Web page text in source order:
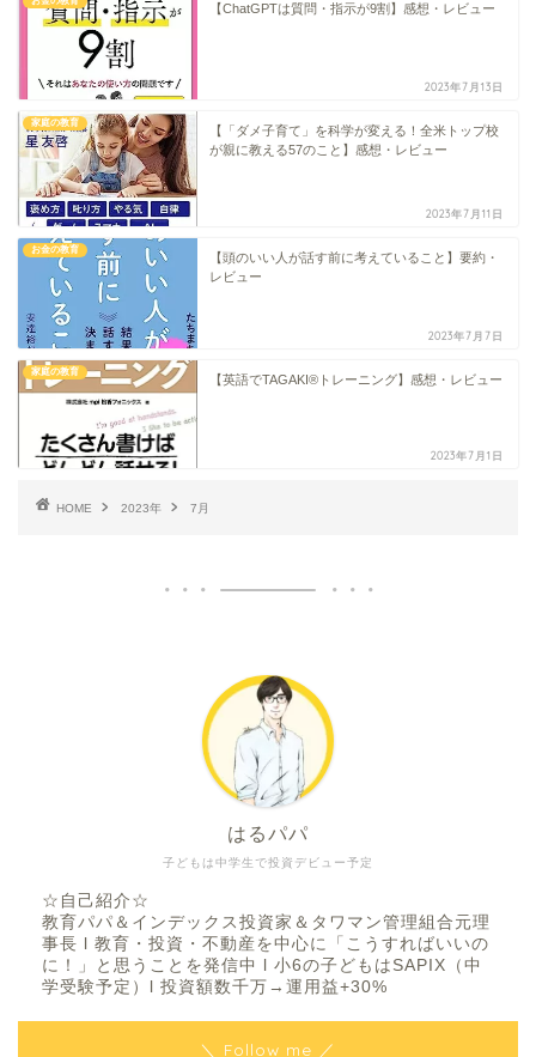
【ChatGPTは質問・指示が9割】感想・レビュー
2023年7月13日
家庭の教育
【「ダメ子育て」を科学が変える！全米トップ校
が親に教える57のこと】感想・レビュー
2023年7月11日
お金の教育
【頭のいい人が話す前に考えていること】要約・
レビュー
2023年7月7日
家庭の教育
【英語でTAGAKI®トレーニング】感想・レビュー
2023年7月1日
HOME 2023年 7月
子どもは中学生で投資デビュー予定
はるパパ
☆自己紹介☆
教育パパ＆インデックス投資家＆タワマン管理組合元理
事長 l 教育・投資・不動産を中心に「こうすればいいの
に！」と思うことを発信中 l 小6の子どもはSAPIX（中
学受験予定）l 投資額数千万→運用益+30%
＼ Follow me ／